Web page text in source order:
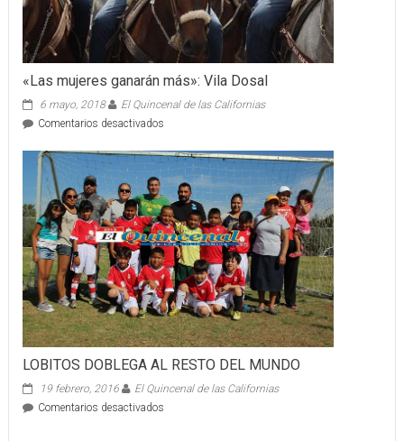
QUARTERFINALS
«Las mujeres ganarán más»: Vila Dosal
6 mayo, 2018
El Quincenal de las Californias
Comentarios desactivadosen
mujeres
ganarán
más»:
Vila
Dosal
LOBITOS DOBLEGA AL RESTO DEL MUNDO
19 febrero, 2016
El Quincenal de las Californias
Comentarios desactivadosen